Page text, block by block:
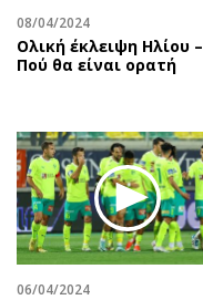
08/04/2024
Ολική έκλειψη Ηλίου –
Πού θα είναι ορατή
06/04/2024